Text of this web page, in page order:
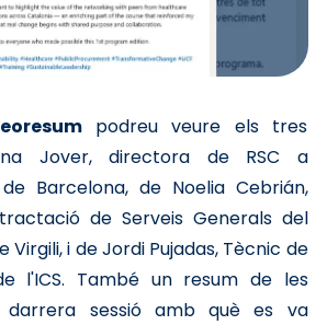
podreu veure els tres
Jover, directora de RSC a
Barcelona, de Noelia Cebrián,
de Serveis Generals del
Virgili, i de Jordi Pujadas, Tècnic de
l'ICS. També un resum de les
sessió amb què es va